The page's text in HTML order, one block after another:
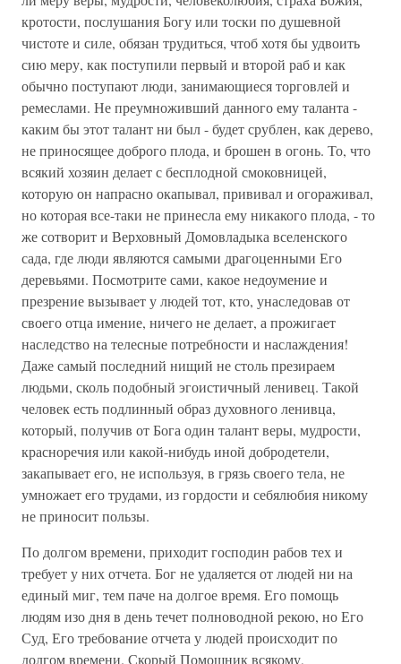
кротости, послушания Богу или тоски по душевной
чистоте и силе, обязан трудиться, чтоб хотя бы удвоить
сию меру, как поступили первый и второй раб и как
обычно поступают люди, занимающиеся торговлей и
ремеслами. Не преумноживший данного ему таланта -
каким бы этот талант ни был - будет срублен, как дерево,
не приносящее доброго плода, и брошен в огонь. То, что
всякий хозяин делает с бесплодной смоковницей,
которую он напрасно окапывал, прививал и огораживал,
но которая все-таки не принесла ему никакого плода, - то
же сотворит и Верховный Домовладыка вселенского
сада, где люди являются самыми драгоценными Его
деревьями. Посмотрите сами, какое недоумение и
презрение вызывает у людей тот, кто, унаследовав от
своего отца имение, ничего не делает, а прожигает
наследство на телесные потребности и наслаждения!
Даже самый последний нищий не столь презираем
людьми, сколь подобный эгоистичный ленивец. Такой
человек есть подлинный образ духовного ленивца,
который, получив от Бога один талант веры, мудрости,
красноречия или какой-нибудь иной добродетели,
закапывает его, не используя, в грязь своего тела, не
умножает его трудами, из гордости и себялюбия никому
не приносит пользы.
По долгом времени, приходит господин рабов тех и
требует у них отчета. Бог не удаляется от людей ни на
единый миг, тем паче на долгое время. Его помощь
людям изо дня в день течет полноводной рекою, но Его
Суд, Его требование отчета у людей происходит по
долгом времени. Скорый Помощник всякому,